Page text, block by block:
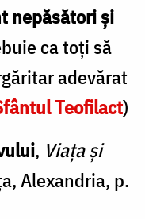
nepăsători și
ca toți să
adevărat
Teofilact)
, Viața și
Alexandria, p.